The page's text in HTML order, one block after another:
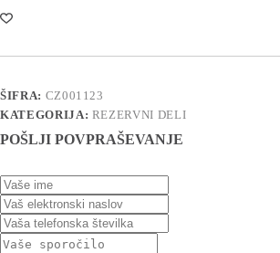
ŠIFRA: CZ001123
KATEGORIJA: REZERVNI DELI
POŠLJI POVPRAŠEVANJE